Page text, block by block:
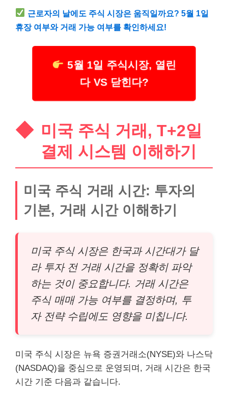
근로자의 날에도 주식 시장은 움직일까요? 5월 1일
휴장 여부와 거래 가능 여부를 확인하세요!
5월 1일 주식시장, 열린
다 VS 닫힌다?
미국 주식 거래, T+2일
결제 시스템 이해하기
미국 주식 거래 시간: 투자의
기본, 거래 시간 이해하기
미국 주식 시장은 한국과 시간대가 달
라 투자 전 거래 시간을 정확히 파악
하는 것이 중요합니다. 거래 시간은
주식 매매 가능 여부를 결정하며, 투
자 전략 수립에도 영향을 미칩니다.
미국 주식 시장은 뉴욕 증권거래소(NYSE)와 나스닥
(NASDAQ)을 중심으로 운영되며, 거래 시간은 한국
시간 기준 다음과 같습니다.